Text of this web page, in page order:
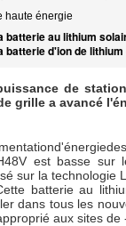
haute énergie
batterie au lithium
batterie d'ion de
de
grille a avancé
est basse sur
sur la technologie
batterie au
dans tous les
aux sites de